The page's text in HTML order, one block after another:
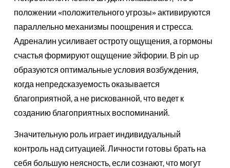
положении «положительного угрозы» активируются
параллельно механизмы поощрения и стресса.
Адреналин усиливает остроту ощущения, а гормоны
счастья формируют ощущение эйфории. В pin up
образуются оптимальные условия возбуждения,
когда непредсказуемость оказывается
благоприятной, а не рискованной, что ведет к
созданию благоприятных воспоминаний.
Значительную роль играет индивидуальный
контроль над ситуацией. Личности готовы брать на
себя большую неясность, если сознают, что могут